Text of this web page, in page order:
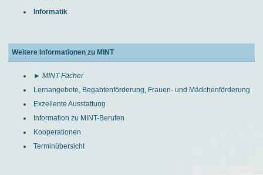
Informatik
Weitere Informationen zu MINT
► MINT-Fächer
Lernangebote, Begabtenförderung, Frauen- und Mädchenförderung
Exzellente Ausstattung
Information zu MINT-Berufen
Kooperationen
Terminübersicht